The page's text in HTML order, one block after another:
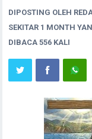
DIPOSTING OLEH
SEKITAR 1 MONTH
DIBACA 556 KALI